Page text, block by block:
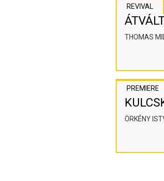
REVIVAL
THOMAS
PREMIERE
ÖRKÉNY